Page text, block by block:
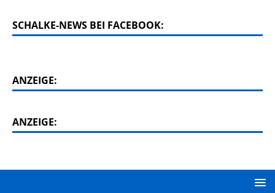
SCHALKE-NEWS BEI FACEBOOK:
ANZEIGE:
ANZEIGE: